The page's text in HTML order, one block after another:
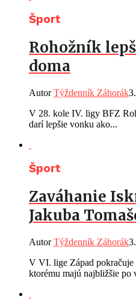
Šport
Rohožník
doma
AutorTýždenník Záhorák
V 28. kole IV. ligy BFZ
darí lepšie vonku ako...
Šport
Zaváhanie
Jakuba
AutorTýždenník Záhorák
V VI. lige Západ pokračuje
ktorému majú najbližšie po